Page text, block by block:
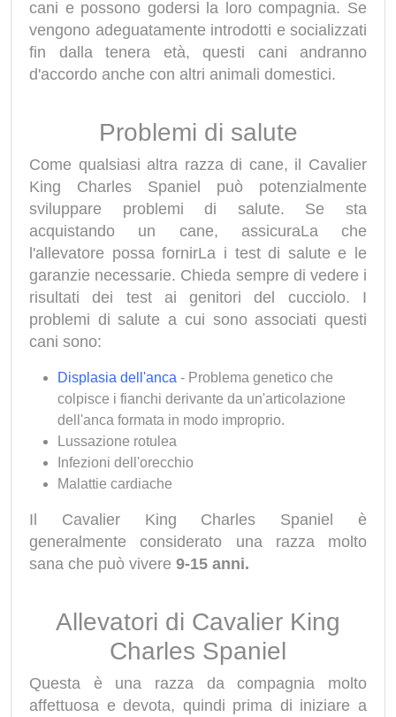
cani e possono godersi la loro compagnia. Se
vengono adeguatamente introdotti e socializzati
fin dalla tenera età, questi cani andranno
d'accordo anche con altri animali domestici.
Problemi di salute
Come qualsiasi altra razza di cane, il Cavalier
King Charles Spaniel può potenzialmente
sviluppare problemi di salute. Se sta
acquistando un cane, assicuraLa che
l'allevatore possa fornirLa i test di salute e le
garanzie necessarie. Chieda sempre di vedere i
risultati dei test ai genitori del cucciolo. I
problemi di salute a cui sono associati questi
cani sono:
Displasia dell'anca - Problema genetico che
colpisce i fianchi derivante da un'articolazione
dell'anca formata in modo improprio.
Lussazione rotulea
Infezioni dell'orecchio
Malattie cardiache
Il Cavalier King Charles Spaniel è
generalmente considerato una razza molto
sana che può vivere 9-15 anni.
Allevatori di Cavalier King
Charles Spaniel
Questa è una razza da compagnia molto
affettuosa e devota, quindi prima di iniziare a